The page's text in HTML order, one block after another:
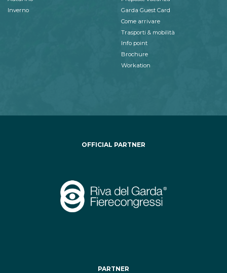
Inverno
Garda Guest Card
Come arrivare
Trasporti & mobilità
Info point
Brochure
Workation
OFFICIAL PARTNER
PARTNER